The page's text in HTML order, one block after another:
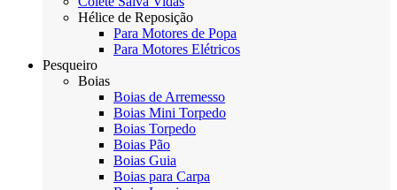
Hélice de Reposição
Para Motores de Popa
Para Motores Elétricos
Pesqueiro
Boias
Boias de Arremesso
Boias Mini Torpedo
Boias Torpedo
Boias Pão
Boias Guia
Boias para Carpa